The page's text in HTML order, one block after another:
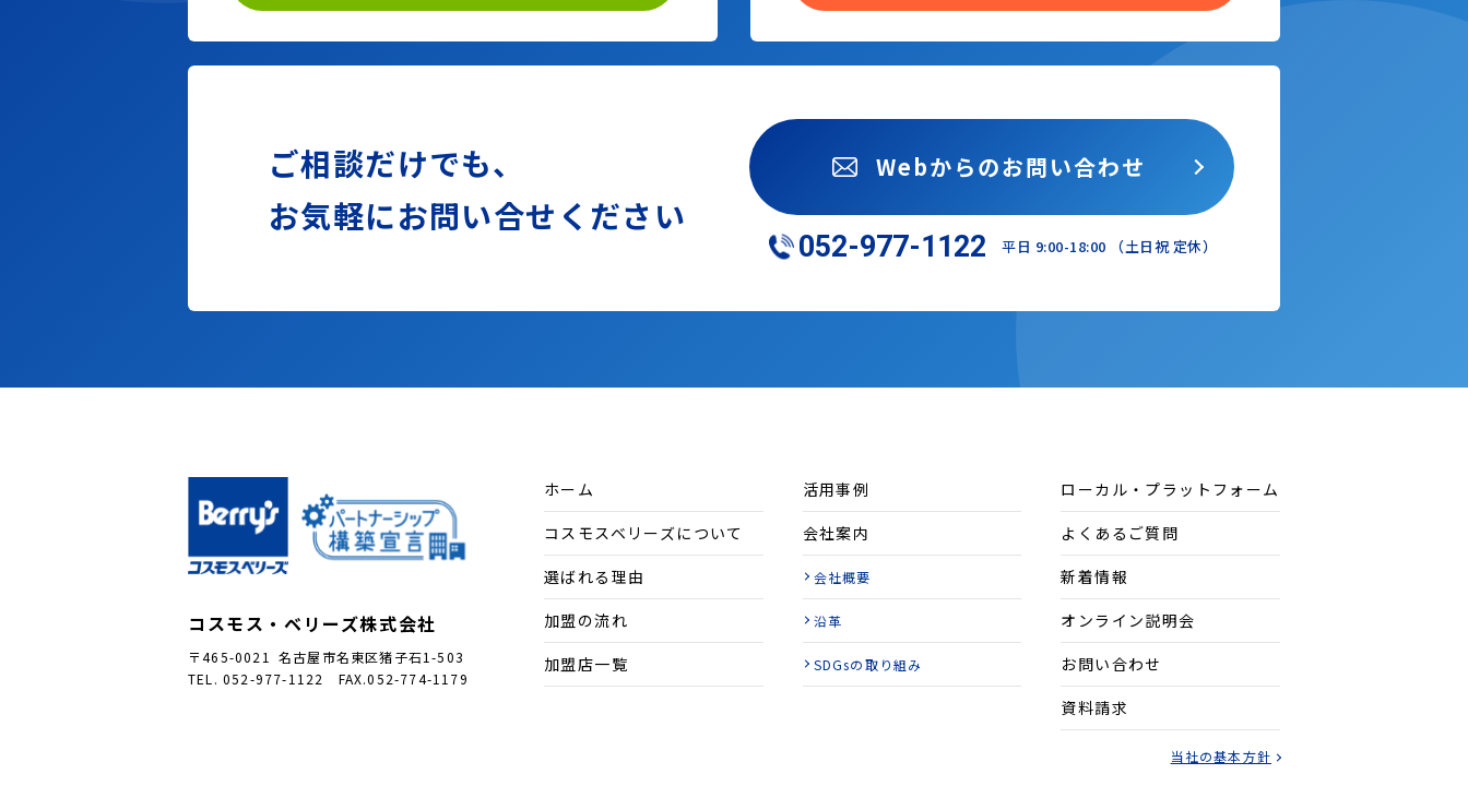
ご相談だけでも、
お気軽にお問い合せください
052-977-1122 平日 9:00-18:00 （土日祝 定休）
Webからのお問い合わせ
コスモス・ベリーズ株式会社
〒465-0021 名古屋市名東区猪子石1-503
TEL. 052-977-1122 FAX.052-774-1179
ホーム 活用事例
ローカル・プラットフォーム
コスモスベリーズについて
会社案内
よくあるご質問
選ばれる理由
会社概要
新着情報
加盟の流れ
沿革
オンライン説明会
加盟店一覧
SDGsの取り組み
お問い合わせ
資料請求
当社の基本方針